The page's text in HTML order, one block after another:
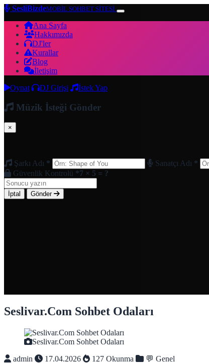
SesliBizdeMOBİL SOHBET SİTESİ
Ana Sayfa
Hakkımızda
DJ'ler
Kurallar
Blog
İletişim
Oynat
DJ Girişi İstek Yap
Müzik İsteği Gönder
×
Şarkı Adı * Sanatçı Adı *
Güvenlik Kontrolü *7 × 5 = ?
İptal Gönder
Seslivar.Com Sohbet Odaları
Seslivar.Com Sohbet Odaları
admin
17.04.2026 127 Okunma 💬 Genel